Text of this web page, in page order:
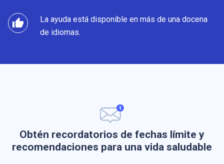
thumb_up
La ayuda está disponible en más de una docena
de idiomas.
Obtén recordatorios de fechas límite y
recomendaciones para una vida saludable